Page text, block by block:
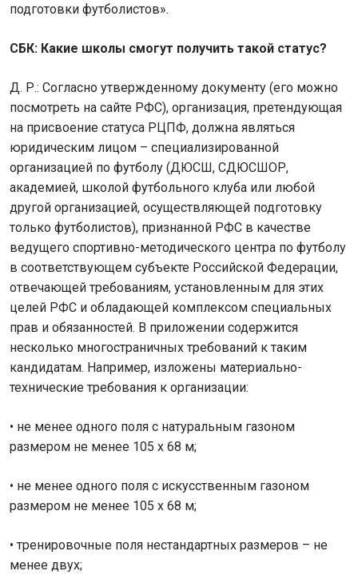
подготовки футболистов».
СБК: Какие школы смогут получить такой статус?
Д. Р.: Согласно утвержденному документу (его можно
посмотреть на сайте РФС), организация, претендующая
на присвоение статуса РЦПФ, должна являться
юридическим лицом – специализированной
организацией по футболу (ДЮСШ, СДЮСШОР,
академией, школой футбольного клуба или любой
другой организацией, осуществляющей подготовку
только футболистов), признанной РФС в качестве
ведущего спортивно-методического центра по футболу
в соответствующем субъекте Российской Федерации,
отвечающей требованиям, установленным для этих
целей РФС и обладающей комплексом специальных
прав и обязанностей. В приложении содержится
несколько многостраничных требований к таким
кандидатам. Например, изложены материально-
технические требования к организации:
• не менее одного поля с натуральным газоном
размером не менее 105 х 68 м;
• не менее одного поля с искусственным газоном
размером не менее 105 х 68 м;
• тренировочные поля нестандартных размеров – не
менее двух;